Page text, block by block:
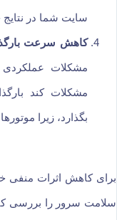
سایت شما در نتایج
کاهش سرعت
مشکلات
مشکلات کند
بگذارد، زیرا
سلامت سرور را بررسی